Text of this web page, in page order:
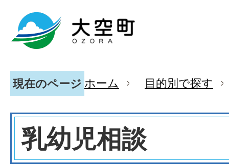
現在のページ ホーム 目的別で探す
乳幼児相談